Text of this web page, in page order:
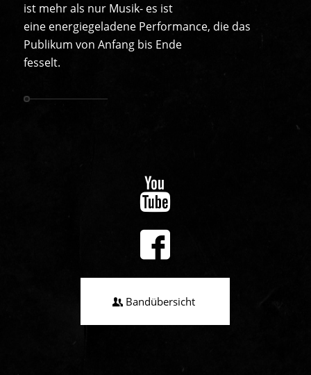
ist mehr als nur Musik- es ist
eine energiegeladene Performance, die das
Publikum von Anfang bis Ende
fesselt.
Bandübersicht